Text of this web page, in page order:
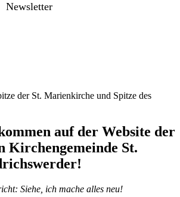
Newsletter
auf der Website der
Kirchengemeinde St.
Siehe, ich mache alles neu!